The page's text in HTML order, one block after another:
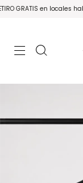
GRATIS en locales